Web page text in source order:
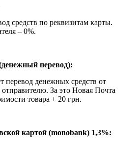
средств по реквизитам карты.
– 0%.
перевод):
перевод денежных средств от
За это Новая Почта
товара + 20 грн.
картой (monobank) 1,3%: